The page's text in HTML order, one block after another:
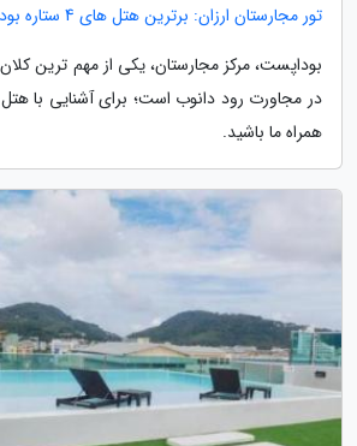
تور مجارستان ارزان: برترین هتل های 4 ستاره بوداپست؛ مرکز مجارستان
بوداپست، مرکز مجارستان، یکی از مهم ترین
همراه ما باشید.